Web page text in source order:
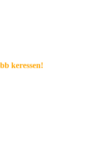
keressen!